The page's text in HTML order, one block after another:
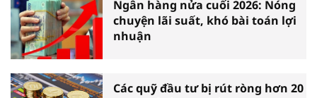
Ngân hàng nửa cuối 2026: Nóng
chuyện lãi suất, khó bài toán lợi
nhuận
Các quỹ đầu tư bị rút ròng hơn 20